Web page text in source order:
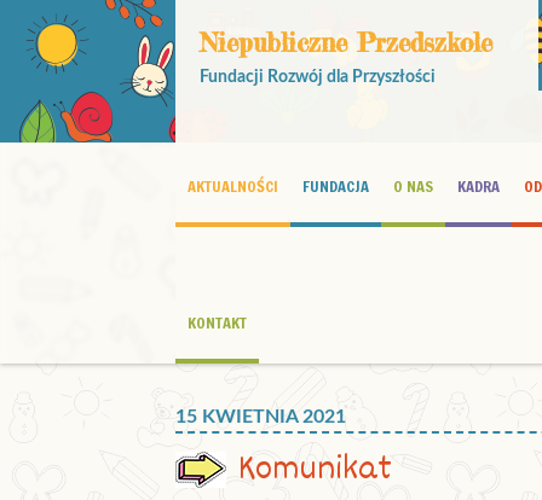
Niepubliczne Przedszkole
Fundacji Rozwój dla Przyszłości
AKTUALNOŚCI FUNDACJA O NAS KADRA
KONTAKT
15 KWIETNIA 2021
Komunikat